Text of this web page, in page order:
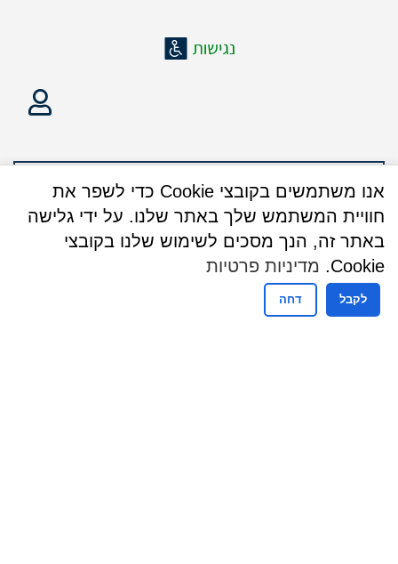
אנו משתמשים בקובצי Cookie כדי לשפר את
חוויית המשתמש שלך באתר שלנו. על ידי גלישה
באתר זה, הנך מסכים לשימוש שלנו בקובצי
Cookie.
מדיניות פרטיות
לקבל דחה